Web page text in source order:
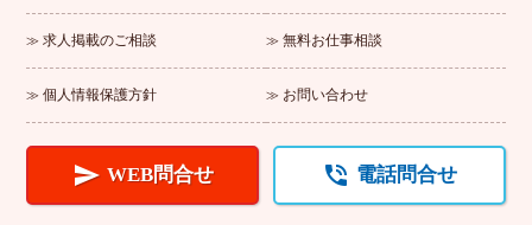
求人掲載のご相談 無料お仕事相談
個人情報保護方針 お問い合わせ
 WEB問合せ  電話問合せ